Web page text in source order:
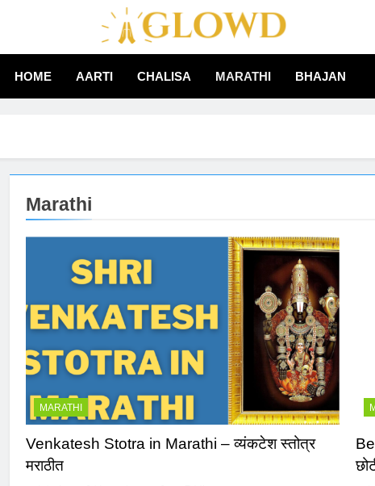
Aglowd – Bhajan,
Hindi
HOME AARTI CHALISA MARATHI BHAJAN
Marathi
MARATHI
Venkatesh Stotra in Marathi – व्यंकटेश स्तोत्र
मराठीत